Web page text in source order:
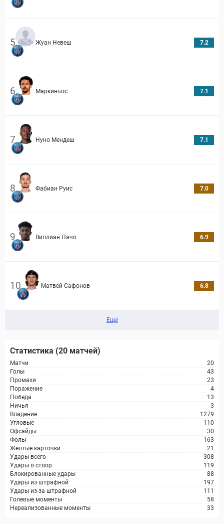
5 Жуан Невеш 7.2
6 Маркиньос 7.1
7 Нуно Мендеш 7.1
8 Фабиан Руис 7.0
9 Виллиан Пачо 6.9
10 Матвей Сафонов 6.8
Еще
Статистика (20 матчей)
Матчи
20
Голы
43
Промахи
23
Поражение
4
Победа
13
Ничья
3
Владение
1279
Угловые
110
Офсайды
30
Фолы
163
Желтые карточки
21
Удары всего
308
Удары в створ
119
Блокированные удары
88
Удары из штрафной
197
Удары из-за штрафной
111
Голевые моменты
58
Нереализованные моменты
33